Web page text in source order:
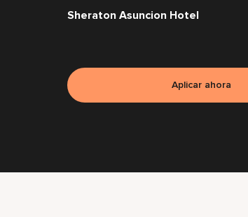
Sheraton Asuncion Hotel
Aplicar ahora